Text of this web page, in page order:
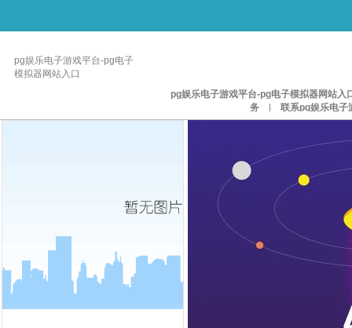
pg娱乐电子游戏平台-pg电子模拟器网站入
务
联系pg娱乐电子
pg娱乐电子游戏平台-pg电子
模拟器网站入口